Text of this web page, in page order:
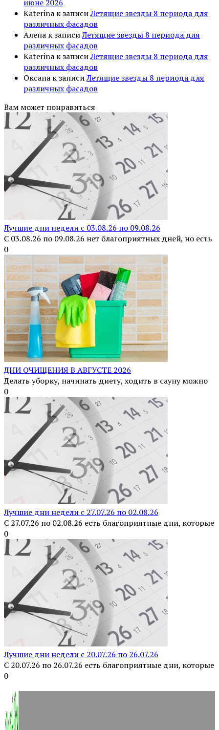
июне 2026
Katerina к записиЛетящие звезды 8 периода для
различных фасадов
Алена к записиЛетящие звезды 8 периода для
различных фасадов
Katerina к записиЛетящие звезды 8 периода для
различных фасадов
Оксана к записиЛетящие звезды 8 периода для
различных фасадов
Вам может понравиться
Лучшие дни недели с 03.08.26 по 09.08.26
С 03.08.26 по 09.08.26 нет благоприятных дней, но есть
0
ДНИ ОЧИЩЕНИЯ В АВГУСТЕ 2026
Делать уборку, начинать диету, ходить в сауну можно
0
Лучшие дни недели с 27.07.26 по 02.08.26
С 27.07.26 по 02.08.26 есть благоприятные дни, которые
0
Лучшие дни недели с 20.07.26 по 26.07.26
С 20.07.26 по 26.07.26 есть благоприятные дни, которые
0